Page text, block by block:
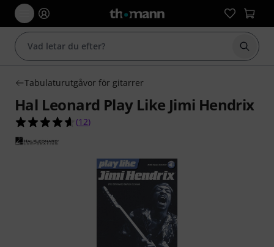
Börja
Tabulaturutgåvor för gitarrer
Hal Leonard Play Like Jimi Hendrix
4.6 av 5 stjärnor från 12 kundbetyg
(12)